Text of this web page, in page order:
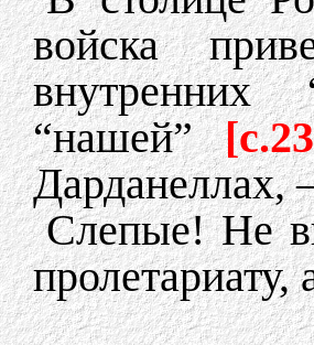
войска
внутренних
“нашей”
Дарданеллах,
Слепые! Не
пролетариату,